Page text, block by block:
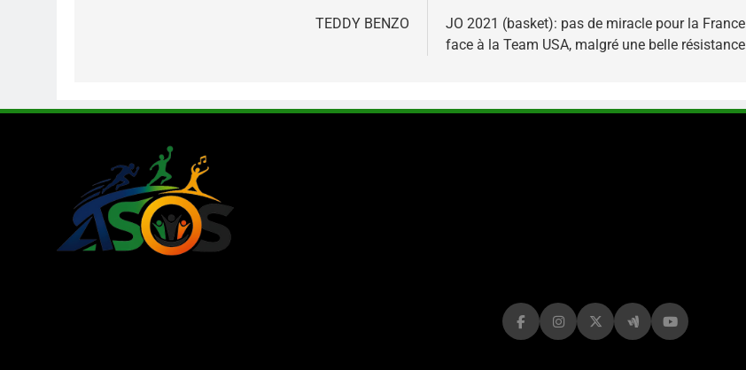
TEDDY BENZO
JO 2021 (basket): pas de miracle pour la France
face à la Team USA, malgré une belle résistance